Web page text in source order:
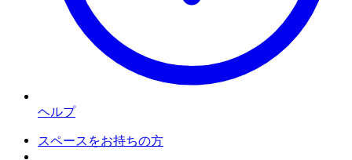
ヘルプ
スペースをお持ちの方